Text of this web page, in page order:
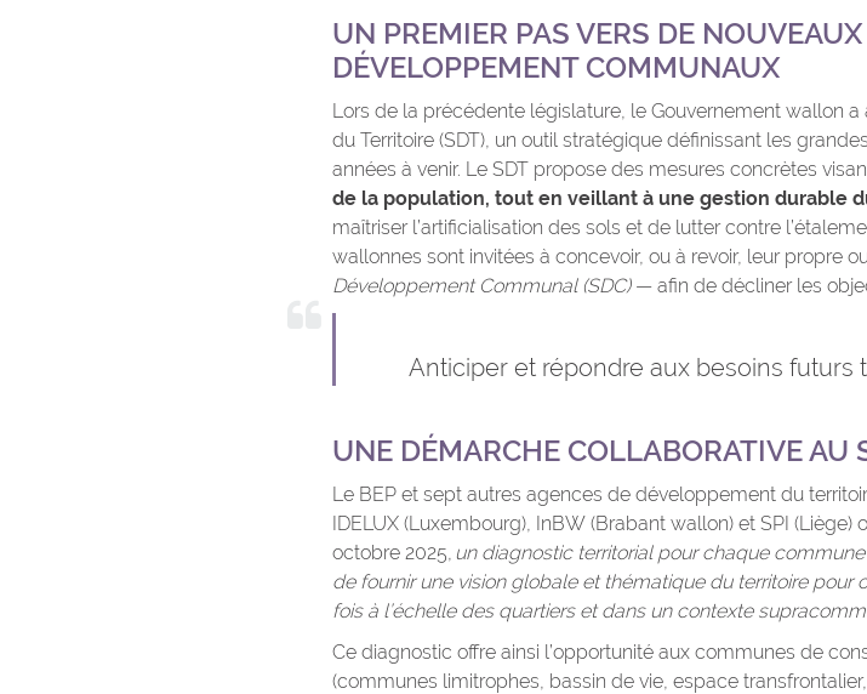
UN PREMIER PAS VERS DE
DÉVELOPPEMENT COMMUNAUX
Lors de la précédente législature, le Gouvernement wallon
du Territoire (SDT), un outil stratégique définissant les
années à venir. Le SDT propose des mesures concrètes
de la population, tout en veillant à une gestion durable
maîtriser l’artificialisation des sols et de lutter contre
wallonnes sont invitées à concevoir, ou à revoir, leur propre
Développement Communal (SDC)— afin de décliner les
Anticiper et répondre aux besoins
UNE DÉMARCHE COLLABORATIVE AU
Le BEP et sept autres agences de développement du
IDELUX (Luxembourg), InBW (Brabant wallon) et SPI
octobre 2025, un diagnostic territorial pour chaque
de fournir une vision globale et thématique du territoire
fois à l’échelle des quartiers et dans un contexte
Ce diagnostic offre ainsi l’opportunité aux communes de
(communes limitrophes, bassin de vie, espace transfrontalier,